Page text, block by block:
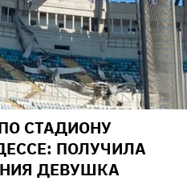
СТАДИОНУ
ПОЛУЧИЛА
ДЕВУШКА